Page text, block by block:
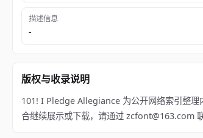
描述信息
-
版权与收录说明
101! I Pledge Allegiance 为公开网络索引整
合继续展示或下载，请通过 zcfont@163.com